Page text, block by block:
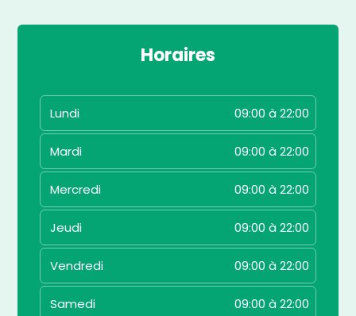
Horaires
Lundi 09:00 à 22:00
Mardi 09:00 à 22:00
Mercredi 09:00 à 22:00
Jeudi 09:00 à 22:00
Vendredi 09:00 à 22:00
Samedi 09:00 à 22:00